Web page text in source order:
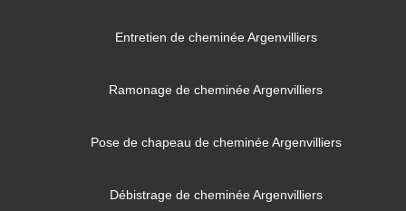
Entretien de cheminée Argenvilliers
Ramonage de cheminée Argenvilliers
Pose de chapeau de cheminée Argenvilliers
Débistrage de cheminée Argenvilliers